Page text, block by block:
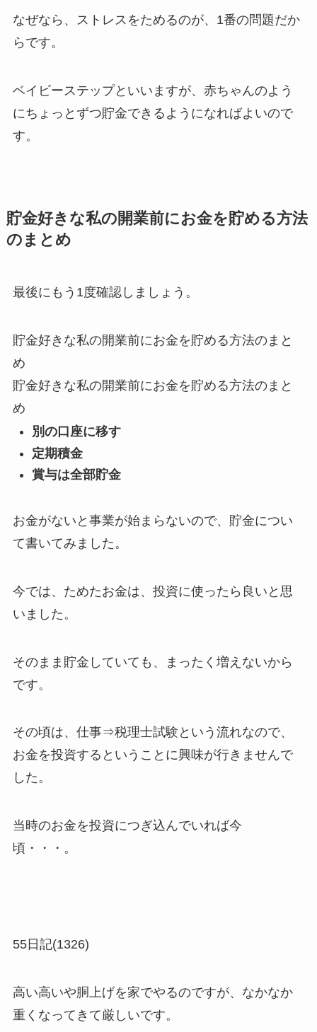
なぜなら、ストレスをためるのが、1番の問題だか
らです。
ベイビーステップといいますが、赤ちゃんのよう
にちょっとずつ貯金できるようになればよいので
す。
貯金好きな私の開業前にお金を貯める方法
のまとめ
最後にもう1度確認しましょう。
貯金好きな私の開業前にお金を貯める方法のまと
め
貯金好きな私の開業前にお金を貯める方法のまと
め
別の口座に移す
定期積金
賞与は全部貯金
お金がないと事業が始まらないので、貯金につい
て書いてみました。
今では、ためたお金は、投資に使ったら良いと思
いました。
そのまま貯金していても、まったく増えないから
です。
その頃は、仕事⇒税理士試験という流れなので、
お金を投資するということに興味が行きませんで
した。
当時のお金を投資につぎ込んでいれば今
頃・・・。
55日記(1326)
高い高いや胴上げを家でやるのですが、なかなか
重くなってきて厳しいです。